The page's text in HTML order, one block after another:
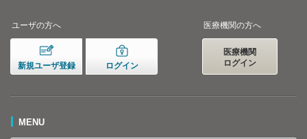
ユーザの方へ
新規ユーザ登録 ログイン
医療機関の方へ
医療機関
ログイン
MENU